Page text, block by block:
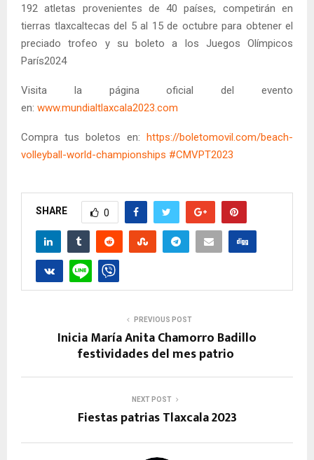
192 atletas provenientes de 40 países, competirán en
tierras tlaxcaltecas del 5 al 15 de octubre para obtener el
preciado trofeo y su boleto a los Juegos Olímpicos
París2024
Visita la página oficial del evento
en: www.mundialtlaxcala2023.com
Compra tus boletos en: https://boletomovil.com/beach-
volleyball-world-championships #CMVPT2023
SHARE 0
PREVIOUS POST
Inicia María Anita Chamorro Badillo
festividades del mes patrio
NEXT POST
Fiestas patrias Tlaxcala 2023